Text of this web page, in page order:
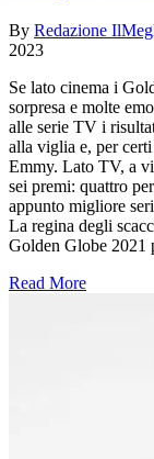
By Redazione
2023
Se lato cinema i
sorpresa e molte
alle serie TV i
alla viglia e, per
Emmy. Lato TV, a
sei premi: quattro
appunto migliore
La regina degli
Golden Globe
Read More